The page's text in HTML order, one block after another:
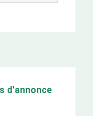
d'annonce